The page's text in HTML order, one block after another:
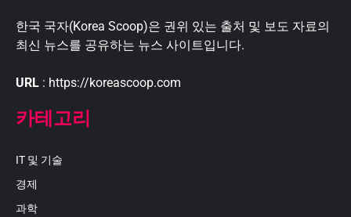
한국 국자(Korea Scoop)은 권위 있는 출처 및 보도 자료의
최신 뉴스를 공유하는 뉴스 사이트입니다.
URL : https://koreascoop.com
카테고리
IT 및 기술
경제
과학